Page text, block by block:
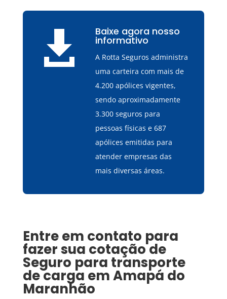
 Baixe agora nosso
informativo
A Rotta Seguros administra
uma carteira com mais de
4.200 apólices vigentes,
sendo aproximadamente
3.300 seguros para
pessoas físicas e 687
apólices emitidas para
atender empresas das
mais diversas áreas.
Entre em contato para
fazer sua cotação de
Seguro para transporte
de carga emAmapá do
Maranhão